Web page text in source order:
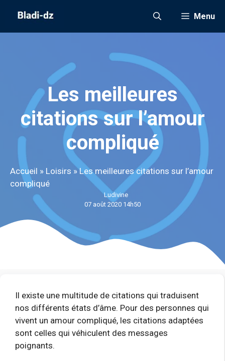
contenu
Menu
Les meilleures
citations sur l’amour
compliqué
Accueil » Loisirs »Les meilleures citations sur l’amour
compliqué
Ludivine
07 août 2020 14h50
Il existe une multitude de citations qui traduisent
nos différents états d’âme. Pour des personnes qui
vivent un amour compliqué, les citations adaptées
sont celles qui véhiculent des messages
poignants.